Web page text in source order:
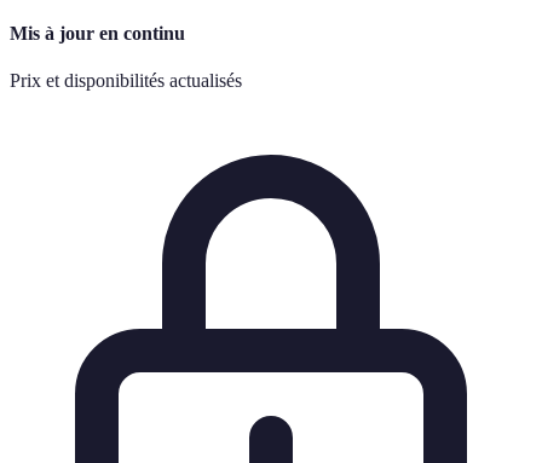
Mis à jour en continu
Prix et disponibilités actualisés